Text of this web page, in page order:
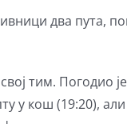
два пута,
тим. Погодио је
у кош (19:20),